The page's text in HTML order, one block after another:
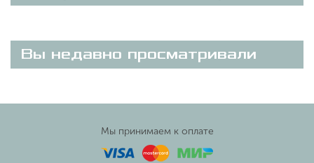
Вы недавно просматривали
Мы принимаем к оплате